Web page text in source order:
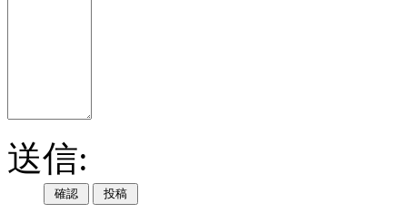
送信: